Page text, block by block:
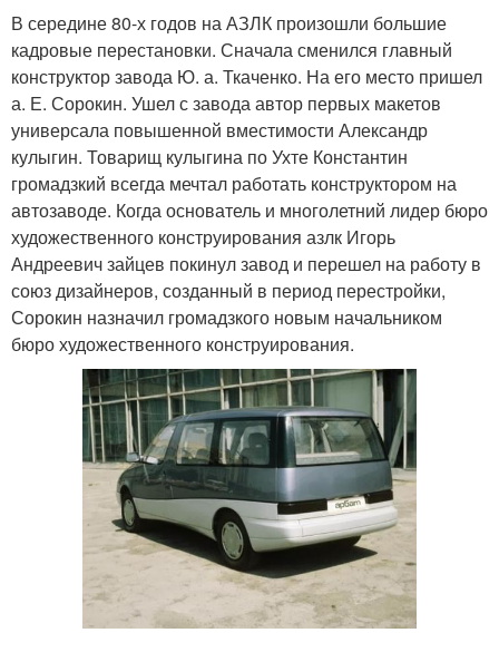
В середине 80-х годов на АЗЛК произошли большие
кадровые перестановки. Сначала сменился главный
конструктор завода Ю. а. Ткаченко. На его место пришел
а. Е. Сорокин. Ушел с завода автор первых макетов
универсала повышенной вместимости Александр
кулыгин. Товарищ кулыгина по Ухте Константин
громадзкий всегда мечтал работать конструктором на
автозаводе. Когда основатель и многолетний лидер бюро
художественного конструирования азлк Игорь
Андреевич зайцев покинул завод и перешел на работу в
союз дизайнеров, созданный в период перестройки,
Сорокин назначил громадзкого новым начальником
бюро художественного конструирования.